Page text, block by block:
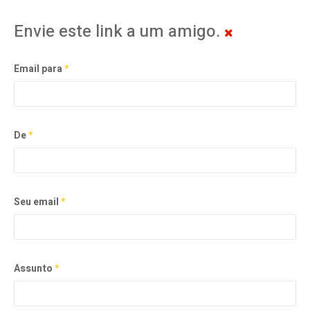
Envie este link a um amigo.
Email para*
De*
Seu email*
Assunto*